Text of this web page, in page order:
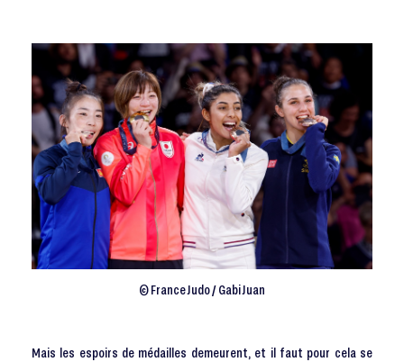
© France Judo / Gabi Juan
Mais les espoirs de médailles demeurent, et il faut pour cela se